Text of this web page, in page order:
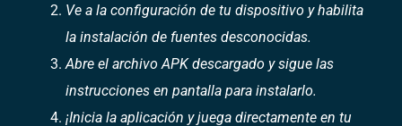
Ve a la configuración de tu dispositivo y habilita
la instalación de fuentes desconocidas.
Abre el archivo APK descargado y sigue las
instrucciones en pantalla para instalarlo.
¡Inicia la aplicación y juega directamente en tu